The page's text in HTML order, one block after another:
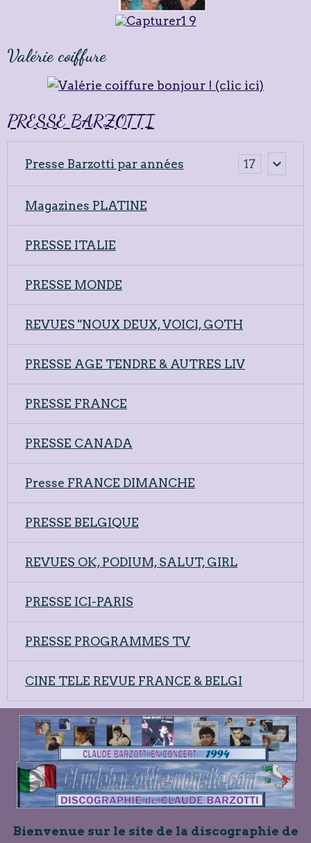
Valérie coiffure
PRESSE BARZOTTI
Presse Barzotti par années 17
Magazines PLATINE
PRESSE ITALIE
PRESSE MONDE
REVUES "NOUX DEUX, VOICI, GOTH
PRESSE AGE TENDRE & AUTRES LIV
PRESSE FRANCE
PRESSE CANADA
Presse FRANCE DIMANCHE
PRESSE BELGIQUE
REVUES OK, PODIUM, SALUT, GIRL
PRESSE ICI-PARIS
PRESSE PROGRAMMES TV
CINE TELE REVUE FRANCE & BELGI
Bienvenue sur le site de la discographie de